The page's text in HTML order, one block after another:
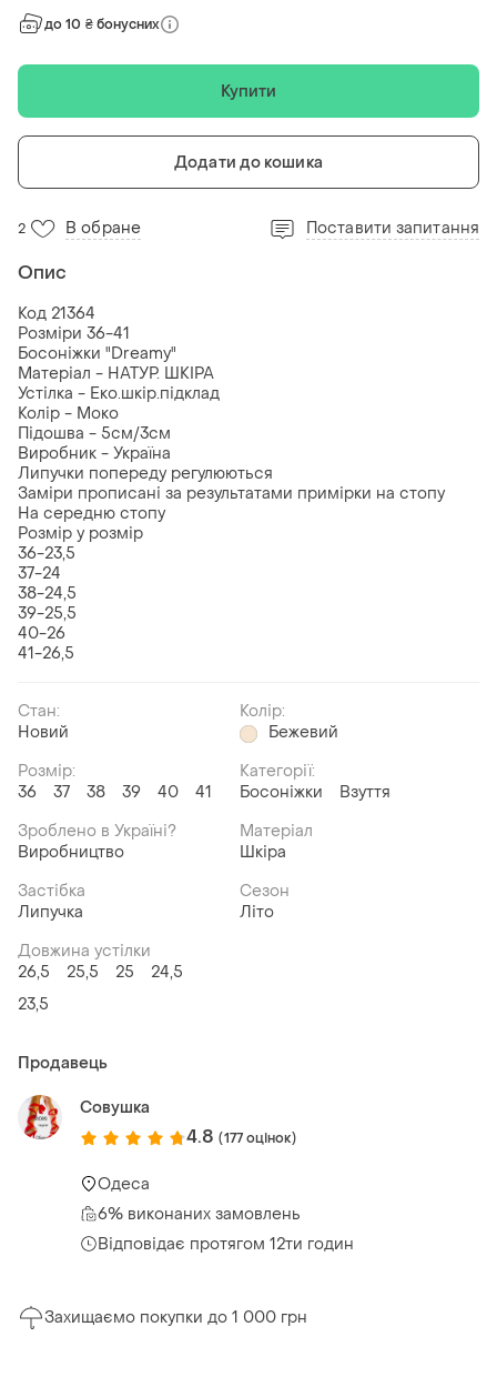
до 10 ₴ бонусних
Купити
Додати до кошика
2 В обране Поставити запитання
Опис
Код 21364
Розміри 36-41
Босоніжки "Dreamy"
Матеріал - НАТУР. ШКІРА
Устілка - Еко.шкір.підклад
Колір - Моко
Підошва - 5см/3см
Виробник - Україна
Липучки попереду регулюються
Заміри прописані за результатами примірки на стопу
На середню стопу
Розмір у розмір
36-23,5
37-24
38-24,5
39-25,5
40-26
41-26,5
Стан:
Новий
Колір:
Бежевий
Розмір:
36
37 38 39 40 41
Категорії:
Босоніжки
Взуття
Зроблено в Україні?
Виробництво
Матеріал
Шкіра
Застібка
Липучка
Сезон
Літо
Довжина устілки
26,5
25,5 25
24,5
23,5
Продавець
Совушка
4.8 (177 оцінок)
Одеса
6% виконаних замовлень
Відповідає протягом 12ти годин
Захищаємо покупки до 1 000 грн